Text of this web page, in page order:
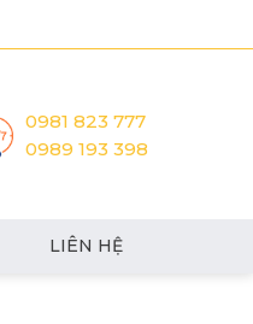
0981 823 777
0989 193 398
LIÊN HỆ